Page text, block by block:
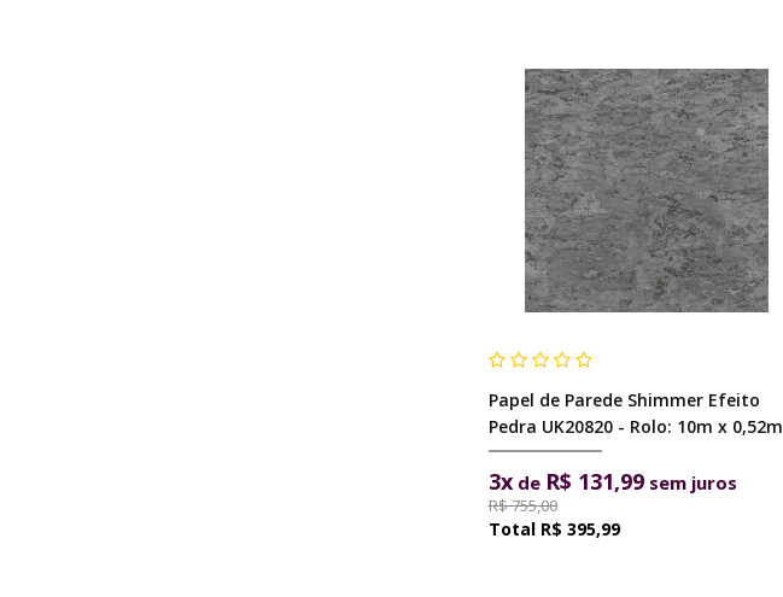
Papel de Parede Shimmer Efeito
Pedra UK20820 - Rolo: 10m x 0,52m
3xde R$ 131,99sem juros
R$ 755,00
R$ 395,99